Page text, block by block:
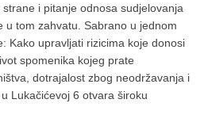
i pitanje odnosa sudjelovanja
u tom zahvatu. Sabrano u jednom
Kako upravljati rizicima koje donosi
spomenika kojeg prate
dotrajalost zbog neodržavanja i
Lukačićevoj 6 otvara široku